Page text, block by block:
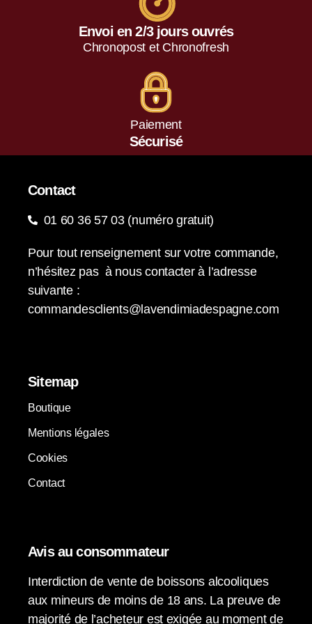
Envoi en 2/3 jours ouvrés
Chronopost et Chronofresh
Paiement
Sécurisé
Contact
01 60 36 57 03 (numéro gratuit)
Pour tout renseignement sur votre commande,
n’hésitez pas à nous contacter à l’adresse
suivante :
commandesclients@lavendimiadespagne.com
Sitemap
Boutique
Mentions légales
Cookies
Contact
Avis au consommateur
Interdiction de vente de boissons alcooliques
aux mineurs de moins de 18 ans. La preuve de
majorité de l’acheteur est exigée au moment de